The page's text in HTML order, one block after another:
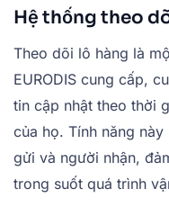
Hệ thống theo
Theo dõi lô hàng là
EURODIS cung cấp,
tin cập nhật theo thời
của họ. Tính năng
gửi và người nhận,
trong suốt quá trình